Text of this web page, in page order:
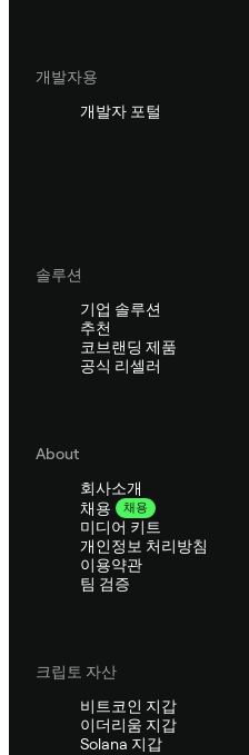
개발자용
개발자 포털
솔루션
기업 솔루션
추천
코브랜딩 제품
공식 리셀러
About
회사소개
채용
채용
미디어 키트
개인정보 처리방침
이용약관
팀 검증
크립토 자산
비트코인 지갑
이더리움 지갑
Solana 지갑